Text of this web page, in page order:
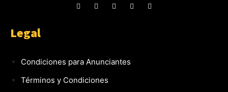
Legal
Condiciones para Anunciantes
Términos y Condiciones